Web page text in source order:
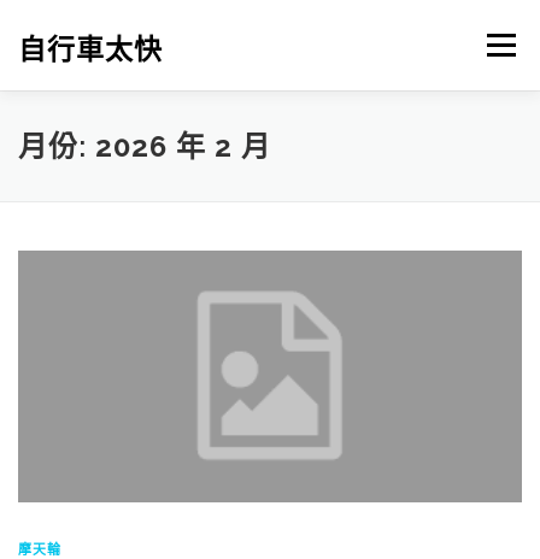
自行車太快 選單
月份: 2026 年 2 月
摩天輪